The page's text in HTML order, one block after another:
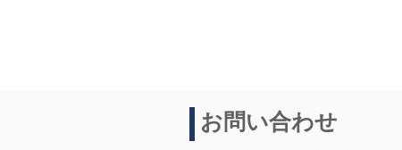
お問い合わせ